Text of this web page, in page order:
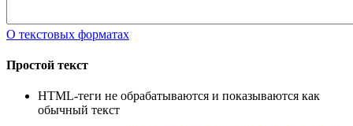
О текстовых форматах
Простой текст
HTML-теги не обрабатываются и показываются как
обычный текст